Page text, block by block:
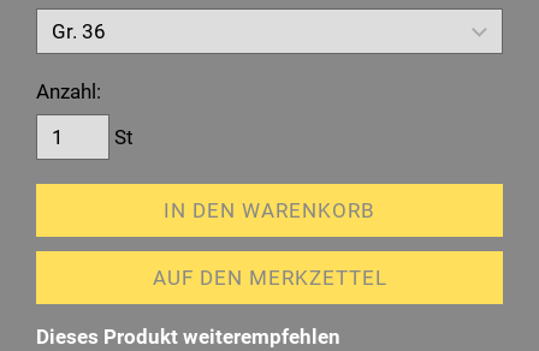
Anzahl:
St
IN DEN WARENKORB
AUF DEN MERKZETTEL
Dieses Produkt weiterempfehlen